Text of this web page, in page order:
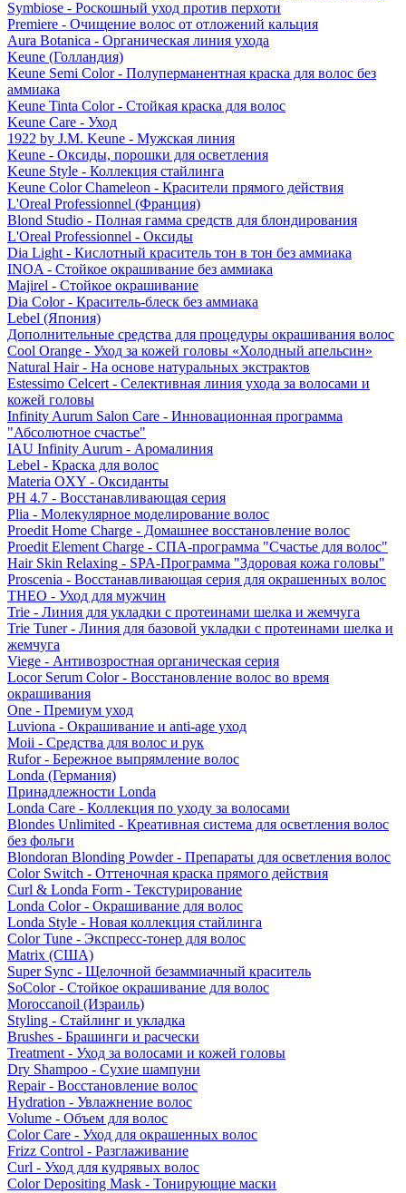
Symbiose - Роскошный уход против перхоти
Premiere - Очищение волос от отложений кальция
Aura Botanica - Органическая линия ухода
Keune (Голландия)
Keune Semi Color - Полуперманентная краска для волос без
аммиака
Keune Tinta Color - Стойкая краска для волос
Keune Care - Уход
1922 by J.M. Keune - Мужская линия
Keune - Оксиды, порошки для осветления
Keune Style - Коллекция стайлинга
Keune Color Chameleon - Красители прямого действия
L'Oreal Professionnel (Франция)
Blond Studio - Полная гамма средств для блондирования
L'Oreal Professionnel - Оксиды
Dia Light - Кислотный краситель тон в тон без аммиака
INOA - Стойкое окрашивание без аммиака
Majirel - Стойкое окрашивание
Dia Color - Краситель-блеск без аммиака
Lebel (Япония)
Дополнительные средства для процедуры окрашивания волос
Cool Orange - Уход за кожей головы «Холодный апельсин»
Natural Hair - На основе натуральных экстрактов
Estessimo Celcert - Селективная линия ухода за волосами и
кожей головы
Infinity Aurum Salon Care - Инновационная программа
"Абсолютное счастье"
IAU Infinity Aurum - Аромалиния
Lebel - Краска для волос
Materia OXY - Оксиданты
PH 4.7 - Восстанавливающая серия
Plia - Молекулярное моделирование волос
Proedit Home Charge - Домашнее восстановление волос
Proedit Element Charge - СПА-программа "Счастье для волос"
Hair Skin Relaxing - SPA-Программа "Здоровая кожа головы"
Proscenia - Восстанавливающая серия для окрашенных волос
THEO - Уход для мужчин
Trie - Линия для укладки с протеинами шелка и жемчуга
Trie Tuner - Линия для базовой укладки с протеинами шелка и
жемчуга
Viege - Антивозростная органическая серия
Locor Serum Color - Восстановление волос во время
окрашивания
One - Премиум уход
Luviona - Окрашивание и anti-age уход
Moii - Средства для волос и рук
Rufor - Бережное выпрямление волос
Londa (Германия)
Принадлежности Londa
Londa Care - Коллекция по уходу за волосами
Blondes Unlimited - Креативная система для осветления волос
без фольги
Blondoran Blonding Powder - Препараты для осветления волос
Color Switch - Оттеночная краска прямого действия
Curl & Londa Form - Текстурирование
Londa Color - Окрашивание для волос
Londa Style - Новая коллекция стайлинга
Color Tune - Экспресс-тонер для волос
Matrix (США)
Super Sync - Щелочной безаммиачный краситель
SoColor - Стойкое окрашивание для волос
Moroccanoil (Израиль)
Styling - Стайлинг и укладка
Brushes - Брашинги и расчески
Treatment - Уход за волосами и кожей головы
Dry Shampoo - Сухие шампуни
Repair - Восстановление волос
Hydration - Увлажнение волос
Volume - Объем для волос
Color Care - Уход для окрашенных волос
Frizz Control - Разглаживание
Curl - Уход для кудрявых волос
Color Depositing Mask - Тонирующие маски